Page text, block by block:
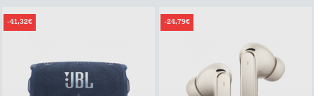
-41,32€ -24,79€